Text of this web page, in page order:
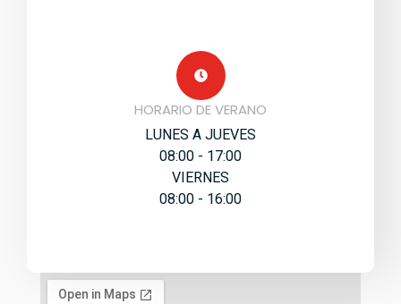
HORARIO DE VERANO
LUNES A JUEVES
08:00 - 17:00
VIERNES
08:00 - 16:00